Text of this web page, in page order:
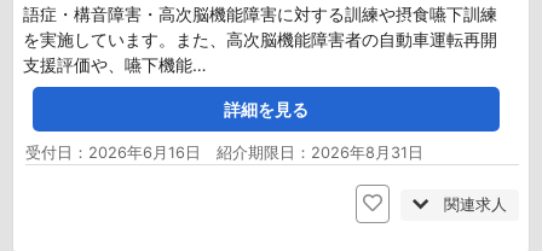
語症・構音障害・高次脳機能障害に対する訓練や摂食嚥下訓練
を実施しています。また、高次脳機能障害者の自動車運転再開
支援評価や、嚥下機能…
詳細を見る
受付日：2026年6月16日 紹介期限日：2026年8月31日
関連求人